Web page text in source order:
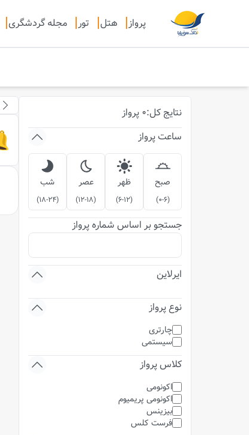
پرواز هتل تور مجله گردشگری
نتایج کل:
0 پرواز
ساعت پرواز
صبح
(
0-6
)
ظهر
(
6-12
)
عصر
(
12-18
)
شب
(
18-24
)
جستجو بر اساس شماره پرواز
ایرلاین
نوع پرواز
چارتری
سیستمی
کلاس پرواز
اکونومی
اکونومی پریمیوم
بیزینس
فرست کلس